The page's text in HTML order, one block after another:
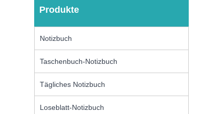
Produkte
Notizbuch
Taschenbuch-Notizbuch
Tägliches Notizbuch
Loseblatt-Notizbuch